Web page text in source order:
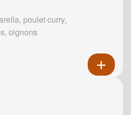
poulet curry,
oignons